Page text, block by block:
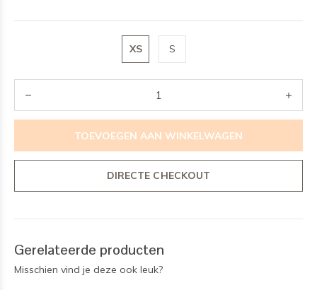
XS S
TOEVOEGEN AAN WINKELWAGEN
DIRECTE CHECKOUT
Gerelateerde producten
Misschien vind je deze ook leuk?